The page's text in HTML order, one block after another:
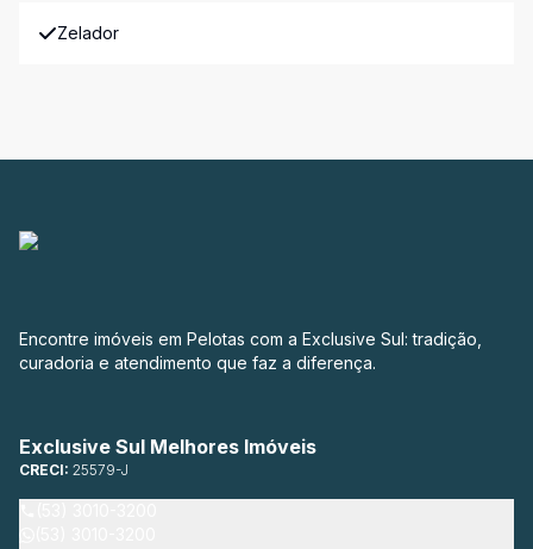
Zelador
Encontre imóveis em Pelotas com a Exclusive Sul: tradição,
curadoria e atendimento que faz a diferença.
Exclusive Sul Melhores Imóveis
CRECI: 25579-J